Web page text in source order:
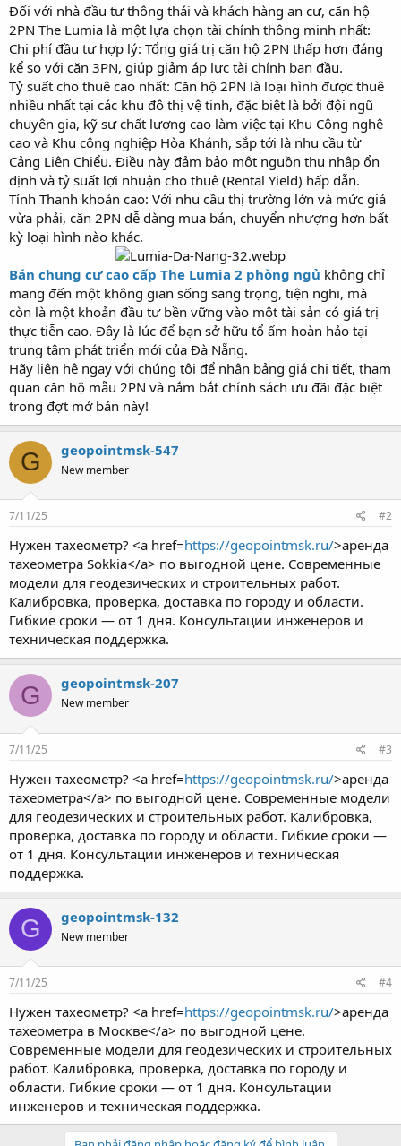
Đối với nhà đầu tư thông thái và khách hàng an cư, căn hộ
2PN The Lumia là một lựa chọn tài chính thông minh nhất:
Chi phí đầu tư hợp lý: Tổng giá trị căn hộ 2PN thấp hơn đáng
kể so với căn 3PN, giúp giảm áp lực tài chính ban đầu.
Tỷ suất cho thuê cao nhất: Căn hộ 2PN là loại hình được thuê
nhiều nhất tại các khu đô thị vệ tinh, đặc biệt là bởi đội ngũ
chuyên gia, kỹ sư chất lượng cao làm việc tại Khu Công nghệ
cao và Khu công nghiệp Hòa Khánh, sắp tới là nhu cầu từ
Cảng Liên Chiểu. Điều này đảm bảo một nguồn thu nhập ổn
định và tỷ suất lợi nhuận cho thuê (Rental Yield) hấp dẫn.
Tính Thanh khoản cao: Với nhu cầu thị trường lớn và mức giá
vừa phải, căn 2PN dễ dàng mua bán, chuyển nhượng hơn bất
kỳ loại hình nào khác.
Bán chung cư cao cấp The Lumia 2 phòng ngủ không chỉ
mang đến một không gian sống sang trọng, tiện nghi, mà
còn là một khoản đầu tư bền vững vào một tài sản có giá trị
thực tiễn cao. Đây là lúc để bạn sở hữu tổ ấm hoàn hảo tại
trung tâm phát triển mới của Đà Nẵng.
Hãy liên hệ ngay với chúng tôi để nhận bảng giá chi tiết, tham
quan căn hộ mẫu 2PN và nắm bắt chính sách ưu đãi đặc biệt
trong đợt mở bán này!
G geopointmsk-547
New member
7/11/25 #2
Нужен тахеометр? <a href=https://geopointmsk.ru/>аренда
тахеометра Sokkia</a> по выгодной цене. Современные
модели для геодезических и строительных работ.
Калибровка, проверка, доставка по городу и области.
Гибкие сроки — от 1 дня. Консультации инженеров и
техническая поддержка.
G geopointmsk-207
New member
7/11/25 #3
Нужен тахеометр? <a href=https://geopointmsk.ru/>аренда
тахеометра</a> по выгодной цене. Современные модели
для геодезических и строительных работ. Калибровка,
проверка, доставка по городу и области. Гибкие сроки —
от 1 дня. Консультации инженеров и техническая
поддержка.
G geopointmsk-132
New member
7/11/25 #4
Нужен тахеометр? <a href=https://geopointmsk.ru/>аренда
тахеометра в Москве</a> по выгодной цене.
Современные модели для геодезических и строительных
работ. Калибровка, проверка, доставка по городу и
области. Гибкие сроки — от 1 дня. Консультации
инженеров и техническая поддержка.